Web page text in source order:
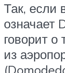
Так, если
означает
говорит о
из